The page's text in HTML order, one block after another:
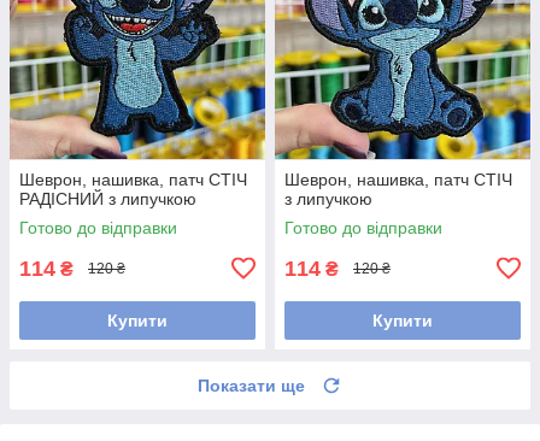
Шеврон, нашивка, патч СТІЧ
РАДІСНИЙ з липучкою
Готово до відправки
114 ₴ 120 ₴
Купити
Шеврон, нашивка, патч СТІЧ
з липучкою
Готово до відправки
114 ₴ 120 ₴
Купити
Показати ще